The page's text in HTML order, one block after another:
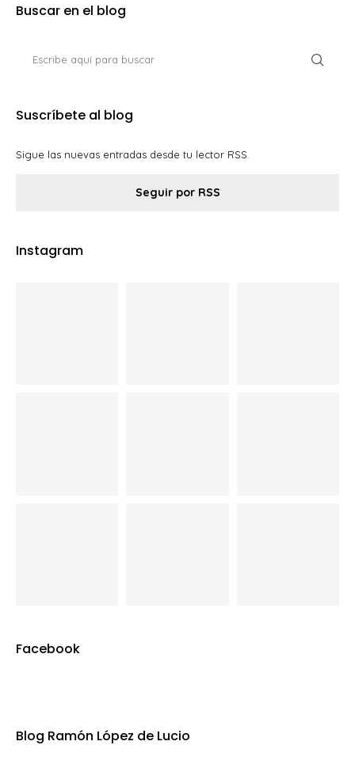
Buscar en el blog
Suscríbete al blog
Sigue las nuevas entradas desde tu lector RSS.
Seguir por RSS
Instagram
Facebook
Blog Ramón López de Lucio